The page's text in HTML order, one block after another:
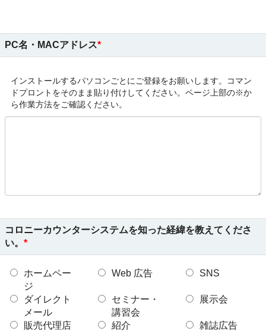
PC名・MACアドレス
インストールするパソコンごとにご登録をお願いします。コマン
ドプロントをそのまま貼り付けしてください。ページ上部の※か
ら作業方法をご確認ください。
コロニーカウンターシステムを知った経緯を教えてくださ
い。
ホームペー
ジ
Web 広告 SNS
ダイレクト
メール
セミナー・
講習会
展示会
販売代理店 紹介
雑誌広告